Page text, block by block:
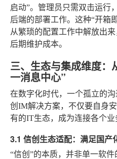
启动”。管理员只需双击运行
后端的部署工作。这种“开箱
从繁琐的配置工作中解放出
后期维护成本。
三、生态与集成维度：
一消息中心”
在数字化时代，一个孤立的
创IM解决方案，不仅要自身
有的IT生态，成为连接各个业
3.1 信创生态适配：满足国产
“信创”的本质，并非单一软